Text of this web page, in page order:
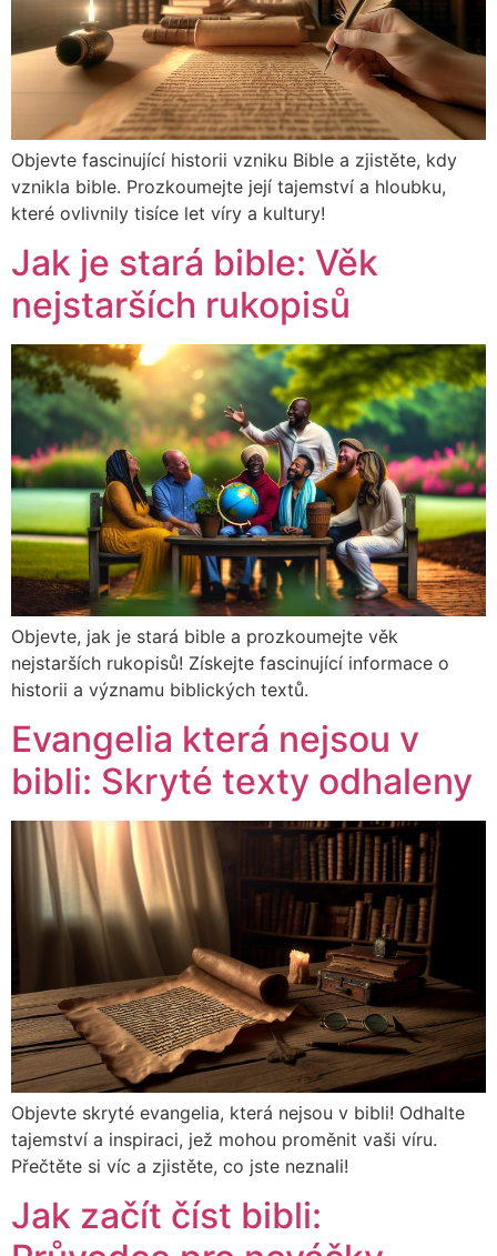
Objevte fascinující historii vzniku Bible a zjistěte, kdy
vznikla bible. Prozkoumejte její tajemství a hloubku,
které ovlivnily tisíce let víry a kultury!
Jak je stará bible: Věk
nejstarších rukopisů
Objevte, jak je stará bible a prozkoumejte věk
nejstarších rukopisů! Získejte fascinující informace o
historii a významu biblických textů.
Evangelia která nejsou v
bibli: Skryté texty odhaleny
Objevte skryté evangelia, která nejsou v bibli! Odhalte
tajemství a inspiraci, jež mohou proměnit vaši víru.
Přečtěte si víc a zjistěte, co jste neznali!
Jak začít číst bibli: